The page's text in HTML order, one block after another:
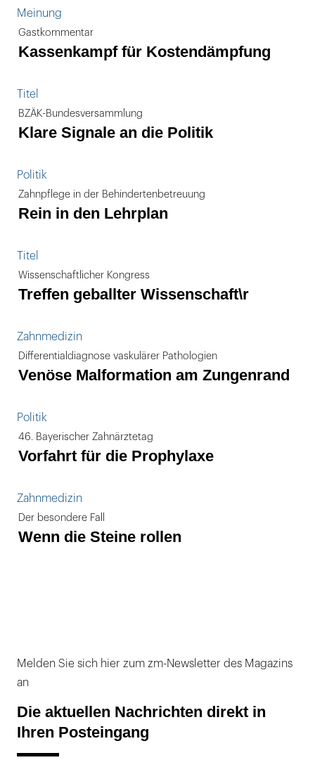
Meinung
Gastkommentar
Kassenkampf für Kostendämpfung
Titel
BZÄK-Bundesversammlung
Klare Signale an die Politik
Politik
Zahnpflege in der Behindertenbetreuung
Rein in den Lehrplan
Titel
Wissenschaftlicher Kongress
Treffen geballter Wissenschaft\r
Zahnmedizin
Differentialdiagnose vaskulärer Pathologien
Venöse Malformation am Zungenrand
Politik
46. Bayerischer Zahnärztetag
Vorfahrt für die Prophylaxe
Zahnmedizin
Der besondere Fall
Wenn die Steine rollen
Melden Sie sich hier zum zm-Newsletter des Magazins
an
Die aktuellen Nachrichten direkt in
Ihren Posteingang